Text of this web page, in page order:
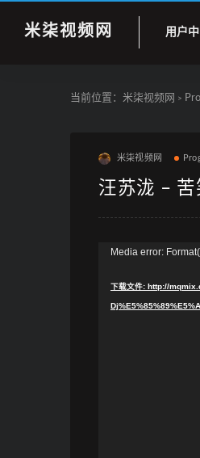
米柒视频网 用户
当前位置： 米柒视频网 >
米柒视频网
汪苏泷 –
Media error:
下载文件: http://